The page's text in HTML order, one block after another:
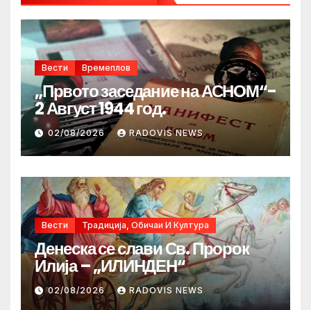
Вести Времеплов
„Првото заседание на АСНОМ“-
2 Август 1944 год.
02/08/2026 RADOVIS NEWS
Вести Традиција, Обичаи И Култура
Денеска се слави Св. Пророк
Илија – „ИЛИНДЕН“
02/08/2026 RADOVIS NEWS